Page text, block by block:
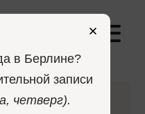
в Берлине?
записи
четверг).